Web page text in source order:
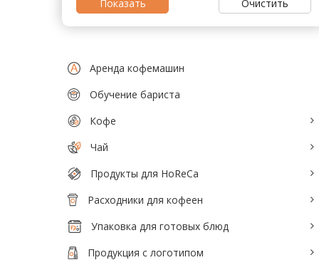
Тепловое оборудование для кафе
Холодильное оборудование
Производители / Бренды
Прайс-листы
Очистить
Аренда кофемашин
Обучение бариста
Кофе
Чай
Продукты для HoReCa
Расходники для кофеен
Упаковка для готовых блюд
Продукция с логотипом